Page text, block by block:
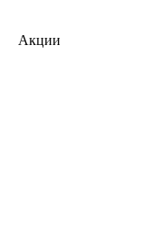
Акции